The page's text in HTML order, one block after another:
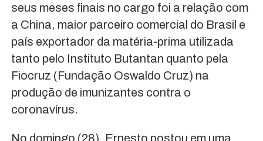
seus meses finais no cargo foi a relação com
a China, maior parceiro comercial do Brasil e
país exportador da matéria-prima utilizada
tanto pelo Instituto Butantan quanto pela
Fiocruz (Fundação Oswaldo Cruz) na
produção de imunizantes contra o
coronavírus.
No domingo (28), Ernesto postou em uma